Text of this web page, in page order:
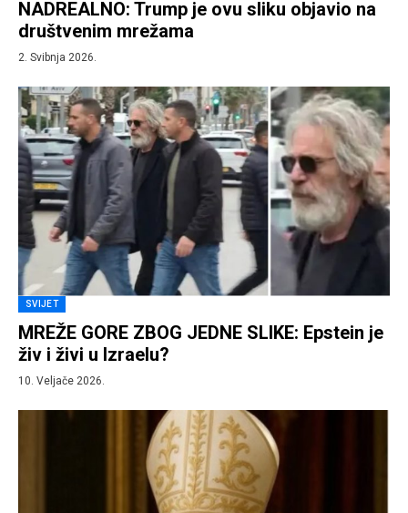
NADREALNO: Trump je ovu sliku objavio na
društvenim mrežama
2. Svibnja 2026.
SVIJET
MREŽE GORE ZBOG JEDNE SLIKE: Epstein je
živ i živi u Izraelu?
10. Veljače 2026.